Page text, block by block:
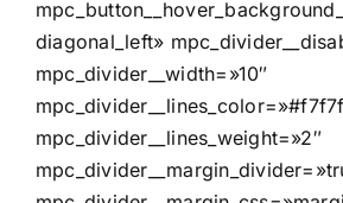
diagonal_left»
mpc_divider__width=»10″
mpc_divider__lines_weight=»2″